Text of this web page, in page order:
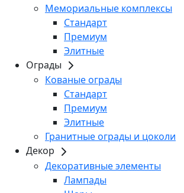
Мемориальные комплексы
Стандарт
Премиум
Элитные
Ограды
Кованые ограды
Стандарт
Премиум
Элитные
Гранитные ограды и цоколи
Декор
Декоративные элементы
Лампады